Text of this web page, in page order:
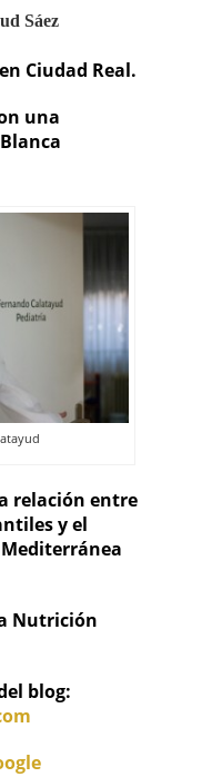
Sáez
Ciudad Real.
una
relación entre
y el
Nutrición
blog: